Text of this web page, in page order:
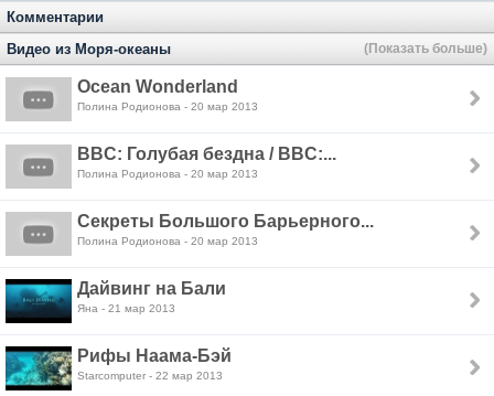
Комментарии
Видео из Моря-океаны
(Показать больше)
Ocean Wonderland
Полина Родионова - 20 мар 2013
BBC: Голубая бездна / BBC:...
Полина Родионова - 20 мар 2013
Секреты Большого Барьерного...
Полина Родионова - 20 мар 2013
Дайвинг на Бали
Яна - 21 мар 2013
Рифы Наама-Бэй
Starcomputer - 22 мар 2013